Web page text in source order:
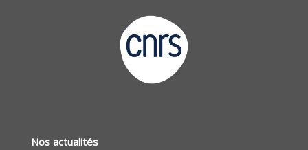
Nos actualités